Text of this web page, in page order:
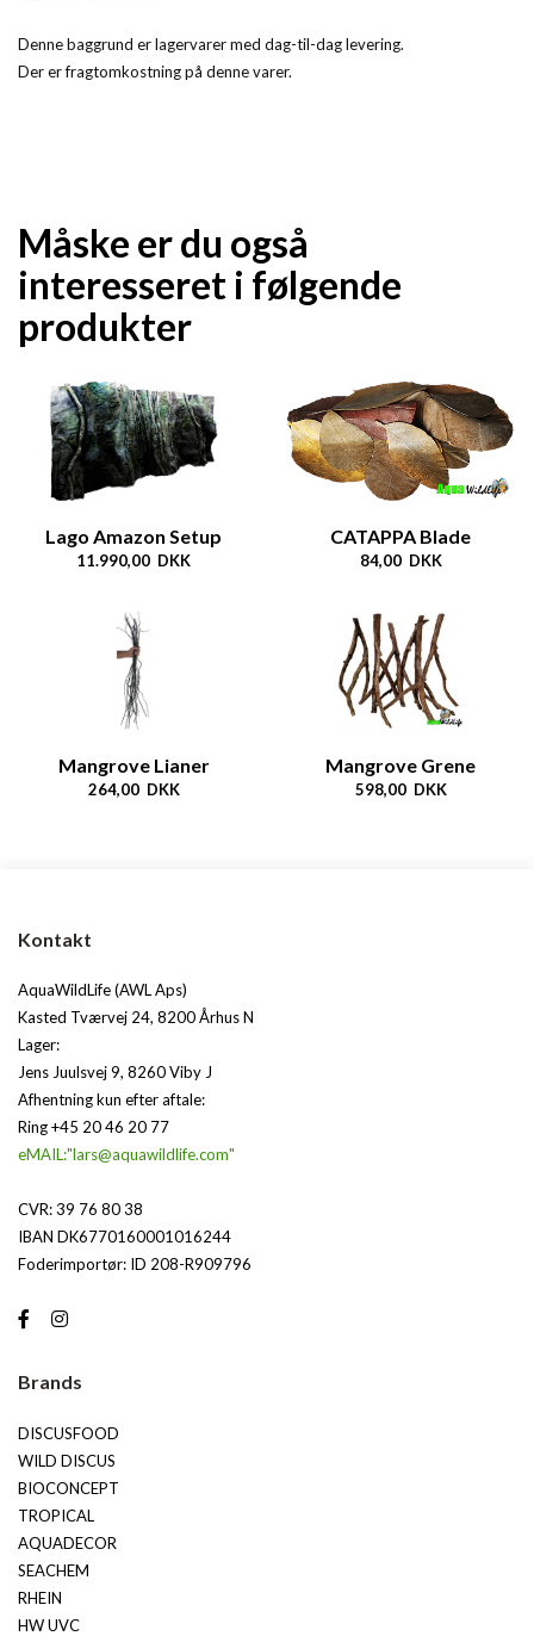
Denne baggrund er lagervarer med dag-til-dag levering.
Der er fragtomkostning på denne varer.
Måske er du også
interesseret i følgende
produkter
Lago Amazon Setup
11.990,00 DKK
CATAPPA Blade
84,00 DKK
Mangrove Lianer
264,00 DKK
Mangrove Grene
598,00 DKK
Kontakt
AquaWildLife (AWL Aps)
Kasted Tværvej 24, 8200 Århus N
Lager:
Jens Juulsvej 9, 8260 Viby J
Afhentning kun efter aftale:
Ring +45 20 46 20 77
eMAIL:"lars@aquawildlife.com"
CVR: 39 76 80 38
IBAN DK6770160001016244
Foderimportør: ID 208-R909796
Brands
DISCUSFOOD
WILD DISCUS
BIOCONCEPT
TROPICAL
AQUADECOR
SEACHEM
RHEIN
HW UVC